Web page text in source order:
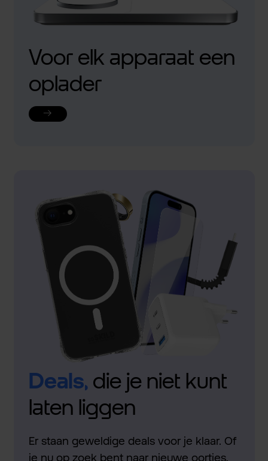
Voor elk apparaat een
oplader
Deals,die je niet kunt
laten liggen
Er staan geweldige deals voor je klaar. Of
je nu op zoek bent naar nieuwe oortjes,